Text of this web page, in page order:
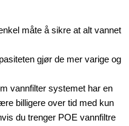
måte å sikre at alt vannet
gjør de mer varige og
vannfilter systemet har en
billigere over tid med kun
du trenger POE vannfiltre